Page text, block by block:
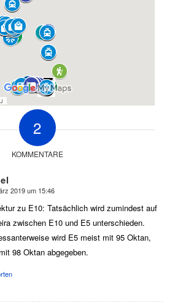
2
KOMMENTARE
2019 um 15:46
zu E10: Tatsächlich wird zumindest auf
zwischen E10 und E5 unterschieden.
wird E5 meist mit 95 Oktan,
98 Oktan abgegeben.